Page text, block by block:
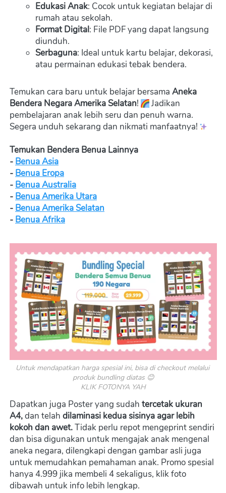
Edukasi Anak: Cocok untuk kegiatan belajar di
rumah atau sekolah.
Format Digital: File PDF yang dapat langsung
diunduh.
Serbaguna: Ideal untuk kartu belajar, dekorasi,
atau permainan edukasi tebak bendera.
Temukan cara baru untuk belajar bersama Aneka
Bendera Negara Amerika Selatan!
Jadikan
pembelajaran anak lebih seru dan penuh warna.
Segera unduh sekarang dan nikmati manfaatnya!
Temukan Bendera Benua Lainnya
- Benua Asia
- Benua Eropa
- Benua Australia
- Benua Amerika Utara
- Benua Amerika Selatan
- Benua Afrika
Untuk mendapatkan harga spesial ini, bisa di checkout melalui
produk bundling diatas 😊
KLIK FOTONYA YAH
Dapatkan juga Poster yang sudah tercetak ukuran
A4, dan telah dilaminasi kedua sisinya agar lebih
kokoh dan awet. Tidak perlu repot mengeprint sendiri
dan bisa digunakan untuk mengajak anak mengenal
aneka negara, dilengkapi dengan gambar asli juga
untuk memudahkan pemahaman anak. Promo spesial
hanya 4.999 jika membeli 4 sekaligus, klik foto
dibawah untuk info lebih lengkap.